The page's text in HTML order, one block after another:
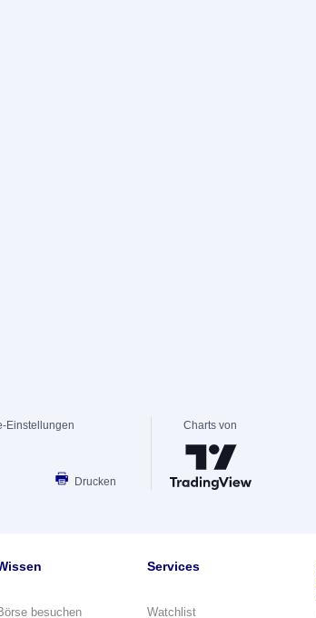
Einstellungen
Drucken
Charts von
besuchen
Services
Watchlist